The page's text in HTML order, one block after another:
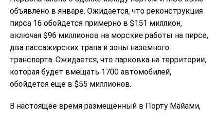
объявлено в январе. Ожидается, что реконструкция
пирса 16 обойдется примерно в $151 миллион,
включая $96 миллионов на морские работы на пирсе,
два пассажирских трапа и зоны наземного
транспорта. Ожидается, что парковка на территории,
которая будет вмещать 1700 автомобилей,
обойдется еще в $55 миллионов.
В настоящее время размещенный в Порту Майами,